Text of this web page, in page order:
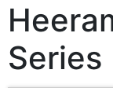
Series